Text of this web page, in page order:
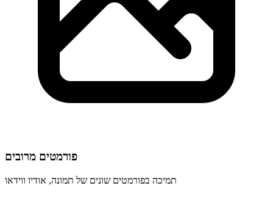
פורמטים מרובים
תמיכה בפורמטים שונים של תמונה, אודיו ווידאו